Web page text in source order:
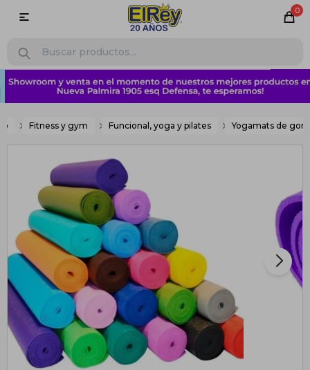
0

Fitness y gym Funcional, yoga y pilates Yogamats de